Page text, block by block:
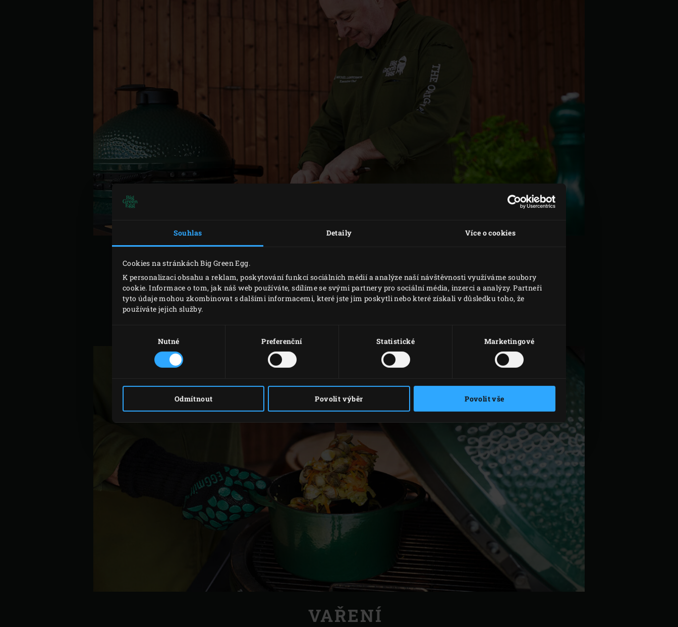
Souhlas Detaily Více o cookies
Cookies na stránkách Big Green Egg.
K personalizaci obsahu a reklam, poskytování funkcí sociálních médií a analýze naší návštěvnosti využíváme soubory
cookie. Informace o tom, jak náš web používáte, sdílíme se svými partnery pro sociální média, inzerci a analýzy. Partneři
tyto údaje mohou zkombinovat s dalšími informacemi, které jste jim poskytli nebo které získali v důsledku toho, že
používáte jejich služby.
Nutné Preferenční Statistické Marketingové
Odmítnout Povolit výběr Povolit vše
Zapalte dřevěnéuhlív Big Green Egg, umístětenerezový rošta rozpalte na teplotu 200 °C. Mezitím omyjte škeble ve
studené vodě, všechny polámané a otevřené škeble vyhoďte.
VAŘENÍ